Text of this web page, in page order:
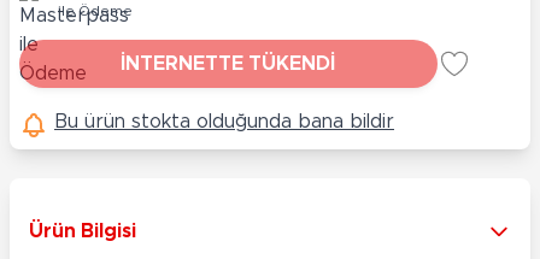
ile Ödeme
İNTERNETTE TÜKENDİ
Bu ürün stokta olduğunda bana bildir
Ürün Bilgisi